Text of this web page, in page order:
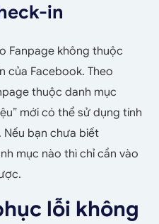
in
Fanpage không thuộc
của Facebook. Theo
thuộc danh mục
mới có thể sử dụng tính
Nếu bạn chưa biết
mục nào thì chỉ cần vào
lỗi không